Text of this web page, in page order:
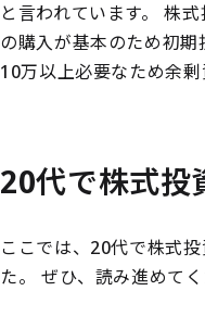
と言われています。
株式
の購入が基本のため初
10万以上必要なため余剰
20代で株式投
ここでは、20代で株式
た。
ぜひ、読み進めてく